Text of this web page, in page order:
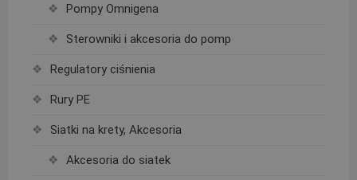
Pompy Omnigena
Sterowniki i akcesoria do pomp
Regulatory ciśnienia
Rury PE
Siatki na krety, Akcesoria
Akcesoria do siatek